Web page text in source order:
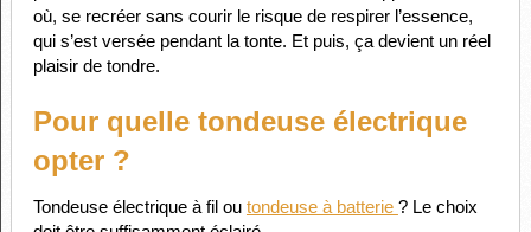
où, se recréer sans courir le risque de respirer l’essence,
qui s’est versée pendant la tonte. Et puis, ça devient un réel
plaisir de tondre.
Pour quelle tondeuse électrique
opter ?
Tondeuse électrique à fil ou tondeuse à batterie ? Le choix